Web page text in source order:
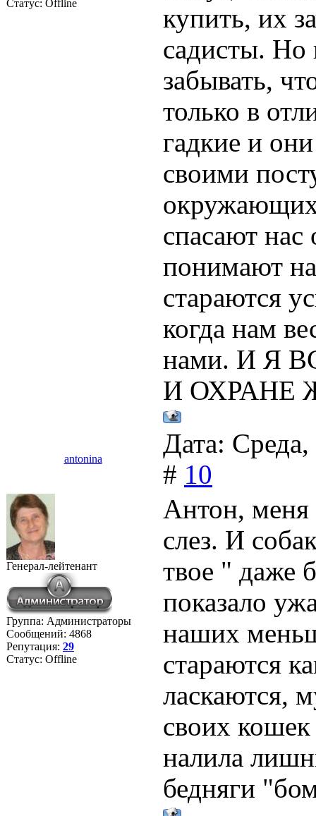
Статус: Offline
купить, их
садисты. Но
забывать,
только в
гадкие и
своими
спасают нас
понимают
стараются
когда нам
нами. И Я
И ОХРАНЕ
antonina
Дата:
# 10
Генерал-лейтенант
Группа: Администраторы
Сообщений: 4868
Репутация: 29
Статус: Offline
Антон, меня
слез. И
твое " даже
показало
наших
стараются
ласкаются,
своих
налила
бедняги